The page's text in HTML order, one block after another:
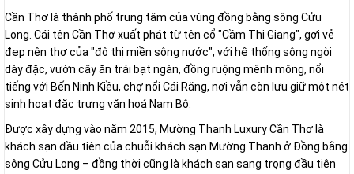
Cần Thơ là thành phố trung tâm của vùng đồng bằng sông Cửu
Long. Cái tên Cần Thơ xuất phát từ tên cổ "Cầm Thi Giang", gợi vẻ
đẹp nên thơ của "đô thị miền sông nước", với hệ thống sông ngòi
dày đặc, vườn cây ăn trái bạt ngàn, đồng ruộng mênh mông, nổi
tiếng với Bến Ninh Kiều, chợ nổi Cái Răng, nơi vẫn còn lưu giữ một nét
sinh hoạt đặc trưng văn hoá Nam Bộ.
Được xây dựng vào năm 2015, Mường Thanh Luxury Cần Thơ là
khách sạn đầu tiên của chuỗi khách sạn Mường Thanh ở Đồng bằng
sông Cửu Long – đồng thời cũng là khách sạn sang trọng đầu tiên